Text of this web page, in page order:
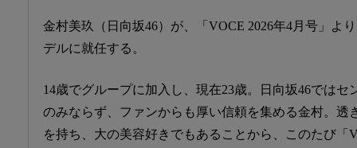
金村美玖（日向坂46）が、「VOCE 2026年4月号」よ
デルに就任する。
14歳でグループに加入し、現在23歳。日向坂46ではセ
のみならず、ファンからも厚い信頼を集める金村。透
を持ち、大の美容好きでもあることから、このたび「